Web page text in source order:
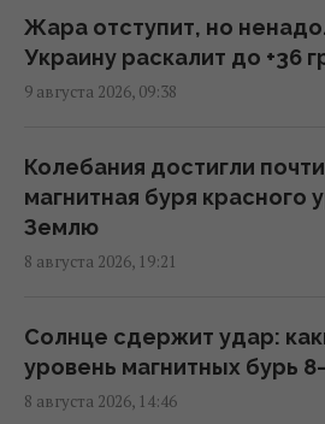
FAZ
19:19 суббота, 08 августа 2026
газопровода взорвался
18:34 суббота, 08 августа 2026
Норвежские военные учат
17:38 суббота, 08 августа 2026
Зачем Вучич пригласил
Жара отступит, но
Украину раскалит до +36
9 августа 2026, 09:38
Колебания достигли
магнитная буря красного
Землю
8 августа 2026, 19:21
Солнце сдержит удар:
уровень магнитных бурь
8 августа 2026, 14:46